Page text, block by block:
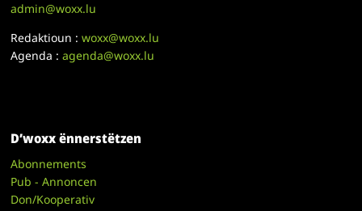
admin@woxx.lu
Redaktioun :woxx@woxx.lu
Agenda :agenda@woxx.lu
D’woxx ënnerstëtzen
Abonnements
Pub - Annoncen
Don/Kooperativ